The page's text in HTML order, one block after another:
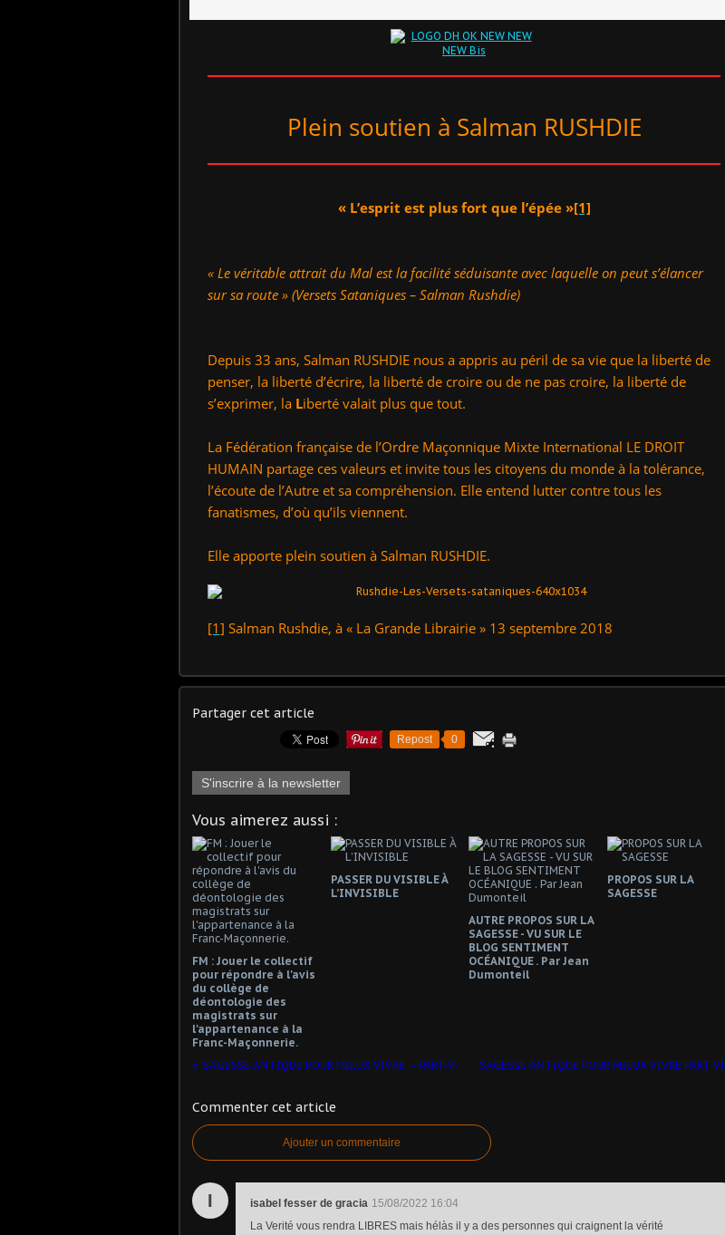
Plein soutien à Salman RUSHDIE
« L’esprit est plus fort que l’épée »[1]
« Le véritable attrait du Mal est la facilité séduisante avec laquelle on peut s’élancer
sur sa route » (Versets Sataniques – Salman Rushdie)
Depuis 33 ans, Salman RUSHDIE nous a appris au péril de sa vie que la liberté de
penser, la liberté d’écrire, la liberté de croire ou de ne pas croire, la liberté de
s’exprimer, la Liberté valait plus que tout.
La Fédération française de l’Ordre Maçonnique Mixte International LE DROIT
HUMAIN partage ces valeurs et invite tous les citoyens du monde à la tolérance,
l’écoute de l’Autre et sa compréhension. Elle entend lutter contre tous les
fanatismes, d’où qu’ils viennent.
Elle apporte plein soutien à Salman RUSHDIE.
[1] Salman Rushdie, à « La Grande Librairie » 13 septembre 2018
Partager cet article
Repost 0
S'inscrire à la newsletter
Vous aimerez aussi :
FM : Jouer le collectif
pour répondre à l'avis
du collège de
déontologie des
magistrats sur
l'appartenance à la
Franc-Maçonnerie.
PASSER DU VISIBLE À
L’INVISIBLE
AUTRE PROPOS SUR LA
SAGESSE - VU SUR LE
BLOG SENTIMENT
OCÉANIQUE . Par Jean
Dumonteil
PROPOS SUR LA
SAGESSE
SAGESSE ANTIQUE POUR MIEUX VIVRE – PART-V- SAGESSE ANTIQUE POUR MIEUX VIVRE PART VI
Commenter cet article
Ajouter un commentaire
I isabel fesser de gracia 15/08/2022 16:04
La Verité vous rendra LIBRES mais hélàs il y a des personnes qui craignent la vérité